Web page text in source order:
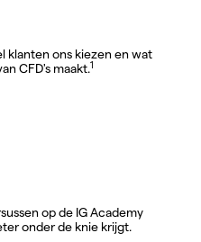
klanten ons kiezen en wat
CFD's maakt.1
op de IG Academy
onder de knie krijgt.